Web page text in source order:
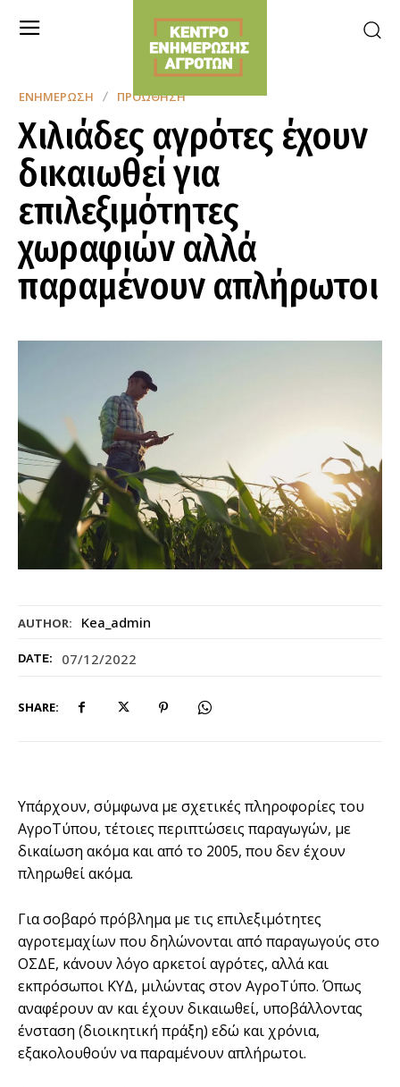
AUTHOR: Kea_admin
DATE: 07/12/2022
SHARE:
ΕΝΗΜΈΡΩΣΗ ΠΡΟΏΘΗΣΗ
Χιλιάδες αγρότες έχουν
δικαιωθεί για
επιλεξιμότητες
χωραφιών αλλά
παραμένουν απλήρωτοι
Υπάρχουν, σύμφωνα με σχετικές πληροφορίες του
ΑγροΤύπου, τέτοιες περιπτώσεις παραγωγών, με
δικαίωση ακόμα και από το 2005, που δεν έχουν
πληρωθεί ακόμα.
Για σοβαρό πρόβλημα με τις επιλεξιμότητες
αγροτεμαχίων που δηλώνονται από παραγωγούς στο
ΟΣΔΕ, κάνουν λόγο αρκετοί αγρότες, αλλά και
εκπρόσωποι ΚΥΔ, μιλώντας στον ΑγροΤύπο. Όπως
αναφέρουν αν και έχουν δικαιωθεί, υποβάλλοντας
ένσταση (διοικητική πράξη) εδώ και χρόνια,
εξακολουθούν να παραμένουν απλήρωτοι.